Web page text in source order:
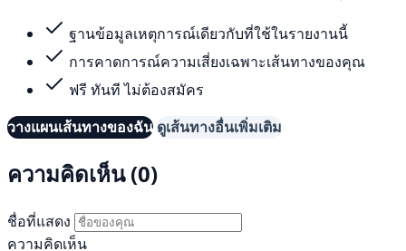
ฐานข้อมูลเหตุการณ์เดียวกับที่ใช้ในรายงานนี้
การคาดการณ์ความเสี่ยงเฉพาะเส้นทางของคุณ
ฟรี ทันที ไม่ต้องสมัคร
วางแผนเส้นทางของฉัน ดูเส้นทางอื่นเพิ่มเติม
ความคิดเห็น (0)
ชื่อที่แสดง
ความคิดเห็น